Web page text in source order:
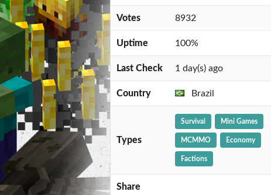
Votes 8932
Uptime 100%
Last Check 1 day(s) ago
Country Brazil
Types
Survival Mini Games
MCMMO Economy
Factions
Share